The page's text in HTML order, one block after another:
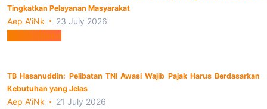
Tingkatkan Pelayanan Masyarakat
Aep A'iNk 23 July 2026
Berita Utama
TB Hasanuddin: Pelibatan TNI Awasi Wajib Pajak Harus Berdasarkan
Kebutuhan yang Jelas
Aep A'iNk 21 July 2026